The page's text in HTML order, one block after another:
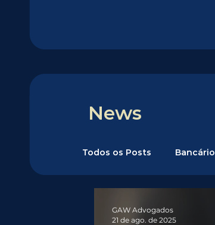
News
Todos os Posts Bancário
GAW Advogados
21 de ago. de 2025